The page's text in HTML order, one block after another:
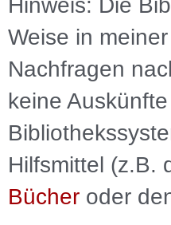
Hinweis: Die
Weise in
Nachfragen
keine
Hilfsmittel (z.B.
Bücher oder